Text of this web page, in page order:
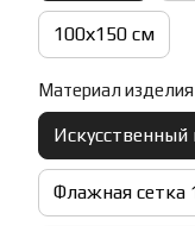
100х150 см
Материал изделия
Флажная сетка